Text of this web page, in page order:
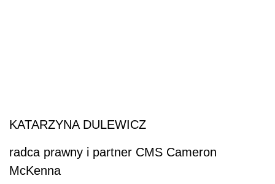
KATARZYNA DULEWICZ
radca prawny i partner CMS Cameron
McKenna